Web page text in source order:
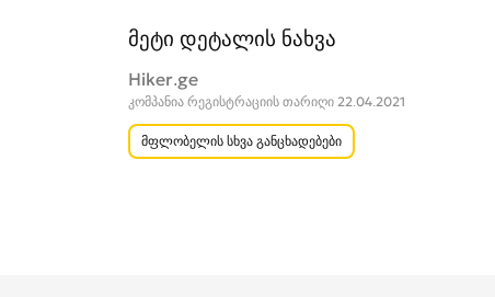
მეტი დეტალის ნახვა
Hiker.ge
კომპანია რეგისტრაციის თარიღი 22.04.2021
მფლობელის სხვა განცხადებები